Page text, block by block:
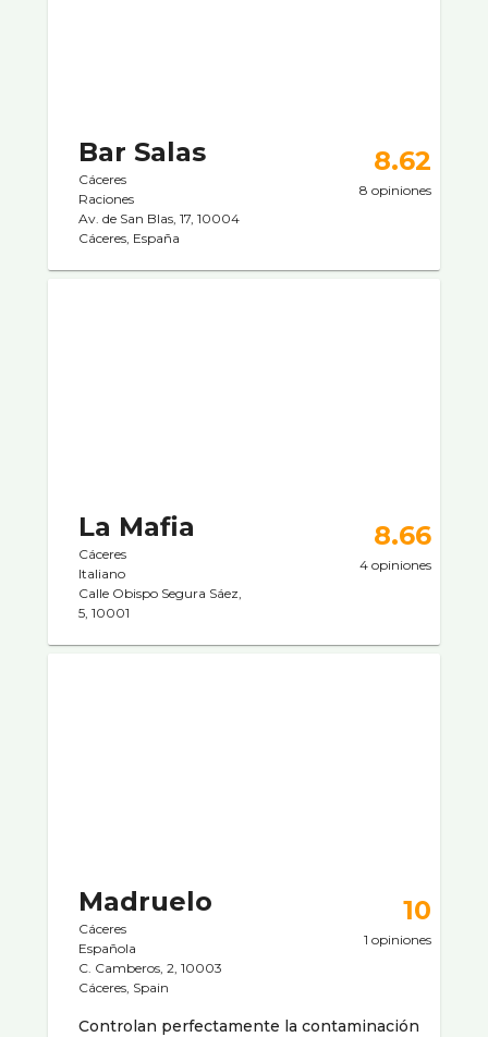
Bar Salas
Cáceres
Raciones
Av. de San Blas, 17, 10004
Cáceres, España
8.62
8 opiniones
La Mafia
Cáceres
Italiano
Calle Obispo Segura Sáez,
5, 10001
8.66
4 opiniones
Madruelo
Cáceres
Española
C. Camberos, 2, 10003
Cáceres, Spain
10
1 opiniones
Controlan perfectamente la contaminación